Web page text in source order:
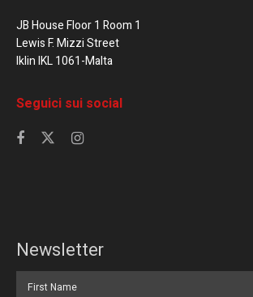
JB House Floor 1 Room 1
Lewis F. Mizzi Street
Iklin IKL 1061-Malta
Seguici sui social
Newsletter